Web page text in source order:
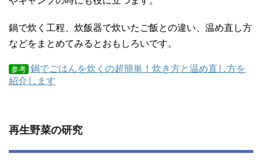
鍋で炊く工程、炊飯器で炊いたご飯との違い、温め直し方
などをまとめてみるとおもしろいです。
参考 鍋でごはんを炊くの超簡単！炊き方と温め直し方を
紹介します
再生野菜の研究